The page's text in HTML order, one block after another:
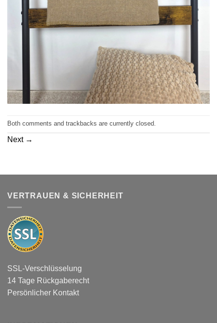
Both comments and trackbacks are currently closed.
Next →
VERTRAUEN & SICHERHEIT
SSL-Verschlüsselung
14 Tage Rückgaberecht
Persönlicher Kontakt